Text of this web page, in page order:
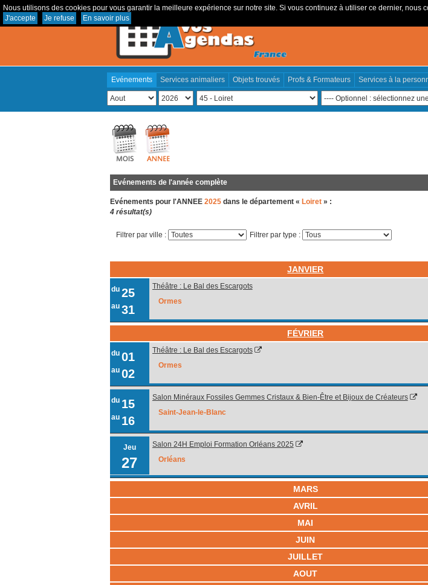
Nous utilisons des cookies pour vous garantir la meilleure expérience sur notre site. Si vous continuez à utiliser ce dernier, nous
J'accepte
Je refuse En savoir plus
Evénements Services animaliers Objets trouvés Profs & Formateurs Services à la
Evénements de l'année complète
Evénements pour l'ANNEE 2025 dans le département « Loiret » :
4 résultat(s)
Filtrer par ville : Filtrer par type :
JANVIER
du 25
au 31
Théâtre : Le Bal des Escargots
Ormes
FÉVRIER
du 01
au 02
Théâtre : Le Bal des Escargots
Ormes
du 15
au 16
Salon Minéraux Fossiles Gemmes Cristaux & Bien-Être et Bijoux de Créateurs
Saint-Jean-le-Blanc
Jeu
27
Salon 24H Emploi Formation Orléans 2025
Orléans
MARS
AVRIL
MAI
JUIN
JUILLET
AOUT